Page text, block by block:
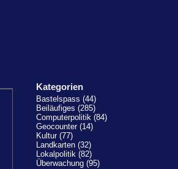
Kategorien
Bastelspass (44)
Beiläufiges (285)
Computerpolitik (84)
Geocounter (14)
Kultur (77)
Landkarten (32)
Lokalpolitik (82)
Überwachung (95)